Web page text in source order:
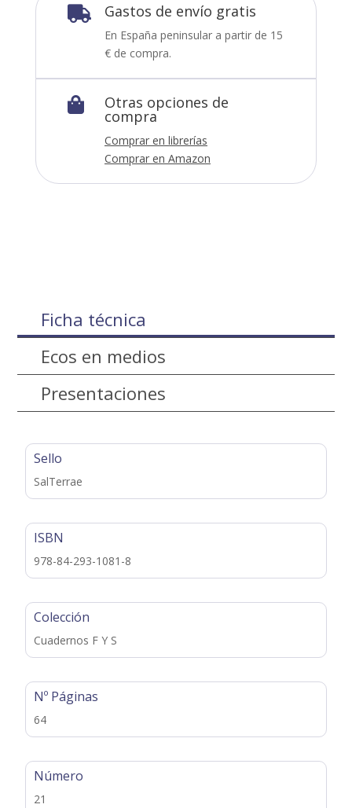
 Gastos de envío gratis
En España peninsular a partir de 15
€ de compra.
 Otras opciones de
compra
Comprar en librerías
Comprar en Amazon
Ficha técnica
Ecos en medios
Presentaciones
Sello
SalTerrae
ISBN
978-84-293-1081-8
Colección
Cuadernos F Y S
Nº Páginas
64
Número
21